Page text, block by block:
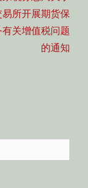
所开展期货保
关增值税问题
的通知